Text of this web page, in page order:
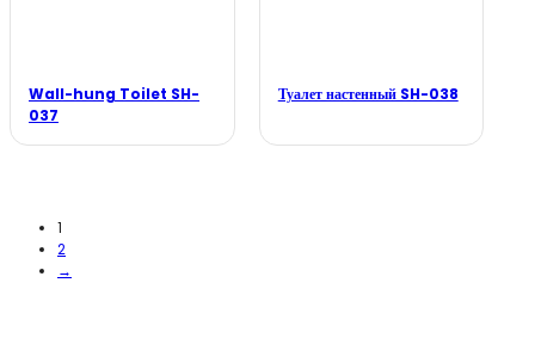
Wall-hung Toilet SH-
037
Туалет настенный SH-038
1
2
→